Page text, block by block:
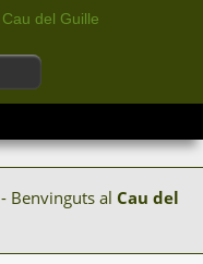
- Benvinguts al Cau del